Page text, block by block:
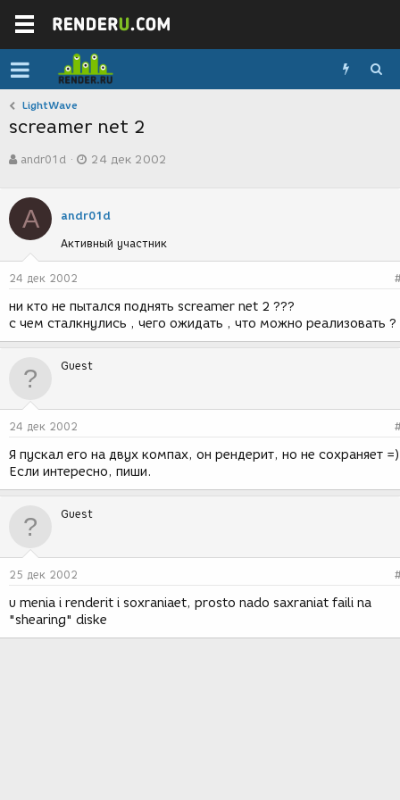
LightWave
screamer net 2
в
о
р
т
е
м
ы
andr01d
а
с
з
д
и
я
24 дек 2002
A andr01d
Активный участник
24 дек 2002
ни кто не пытался поднять screamer net 2 ???
с чем сталкнулись , чего ожидать , что можно реализовать ?
Guest
24 дек 2002
Я пускал его на двух компах, он рендерит, но не сохраняет
Если интересно, пиши.
Guest
25 дек 2002
u menia i renderit i soxraniaet, prosto nado saxraniat faili na
"shearing" diske